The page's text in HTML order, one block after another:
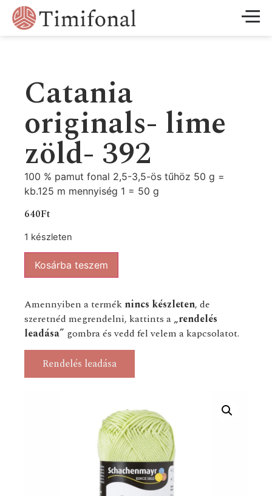
Catania
originals- lime
zöld- 392
100 % pamut fonal 2,5-3,5-ös tűhöz 50 g =
kb.125 m mennyiség 1 = 50 g
640Ft
1 készleten
Kosárba teszem
Amennyiben a termék nincs készleten, de
szeretnéd megrendelni, kattints a „rendelés
leadása” gombra és vedd fel velem a kapcsolatot.
Rendelés leadása